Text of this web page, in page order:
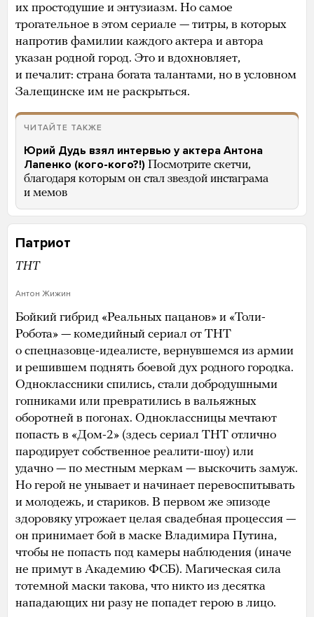
их простодушие и энтузиазм. Но самое
трогательное в этом сериале — титры, в которых
напротив фамилии каждого актера и автора
указан родной город. Это и вдохновляет,
и печалит: страна богата талантами, но в условном
Залещинске им не раскрыться.
ЧИТАЙТЕ ТАКЖЕ
Юрий Дудь взял интервью у актера Антона
Лапенко (кого-кого?!) Посмотрите скетчи,
благодаря которым он стал звездой инстаграма
и мемов
Патриот
ТНТ
Антон Жижин
Бойкий гибрид «Реальных пацанов» и «Толи-
Робота» — комедийный сериал от ТНТ
о спецназовце-идеалисте, вернувшемся из армии
и решившем поднять боевой дух родного городка.
Одноклассники спились, стали добродушными
гопниками или превратились в вальяжных
оборотней в погонах. Одноклассницы мечтают
попасть в «Дом-2» (здесь сериал ТНТ отлично
пародирует собственное реалити-шоу) или
удачно — по местным меркам — выскочить замуж.
Но герой не унывает и начинает перевоспитывать
и молодежь, и стариков. В первом же эпизоде
здоровяку угрожает целая свадебная процессия —
он принимает бой в маске Владимира Путина,
чтобы не попасть под камеры наблюдения (иначе
не примут в Академию ФСБ). Магическая сила
тотемной маски такова, что никто из десятка
нападающих ни разу не попадет герою в лицо.